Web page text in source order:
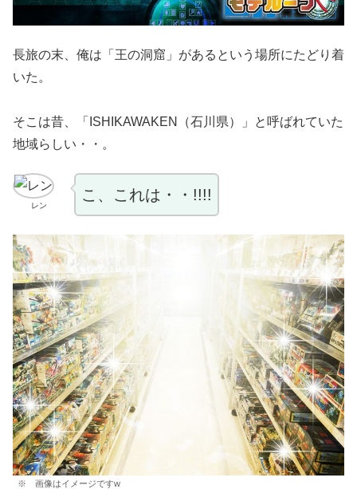
長旅の末、俺は「王の洞窟」があるという場所にたどり着
いた。
そこは昔、「ISHIKAWAKEN（石川県）」と呼ばれていた
地域らしい・・。
レン
こ、これは・・!!!!
※ 画像はイメージですw